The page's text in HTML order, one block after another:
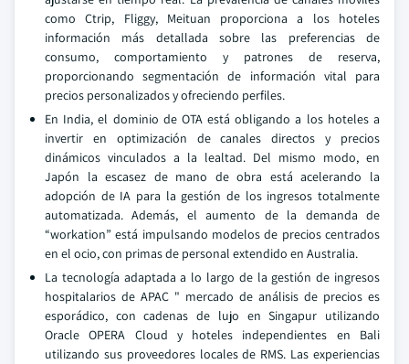
como Ctrip, Fliggy, Meituan proporciona a los hoteles
información más detallada sobre las preferencias de
consumo, comportamiento y patrones de reserva,
proporcionando segmentación de información vital para
precios personalizados y ofreciendo perfiles.
En India, el dominio de OTA está obligando a los hoteles a
invertir en optimización de canales directos y precios
dinámicos vinculados a la lealtad. Del mismo modo, en
Japón la escasez de mano de obra está acelerando la
adopción de IA para la gestión de los ingresos totalmente
automatizada. Además, el aumento de la demanda de
“workation” está impulsando modelos de precios centrados
en el ocio, con primas de personal extendido en Australia.
La tecnología adaptada a lo largo de la gestión de ingresos
hospitalarios de APAC " mercado de análisis de precios es
esporádico, con cadenas de lujo en Singapur utilizando
Oracle OPERA Cloud y hoteles independientes en Bali
utilizando sus proveedores locales de RMS. Las experiencias